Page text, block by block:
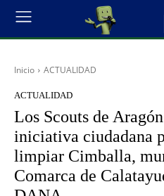
Inicio ACTUALIDAD
ACTUALIDAD
Los Scouts de
iniciativa ciudadana
limpiar Cimballa,
Comarca de